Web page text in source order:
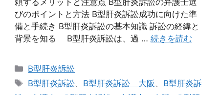
びのポイントと方法 B型肝炎訴訟成功に向けた準
備と手続き B型肝炎訴訟の基本知識 訴訟の経緯と
背景を知る B型肝炎訴訟は、過 … 続きを読む
カ
テ
B型肝炎訴訟
タ
B型肝炎訴訟、 B型肝炎訴訟 大阪 、 B型肝炎訴